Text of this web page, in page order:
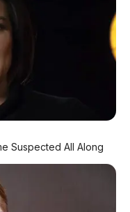
Sporty 156
Suspected All Along